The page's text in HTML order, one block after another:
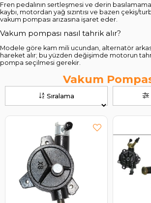
Fren pedalının sertleşmesi ve derin
kaybı, motordan yağ sızıntısı ve bazen çekiş/
vakum pompası arızasına işaret eder.
Vakum pompası nasıl tahrik alır?
Modele göre kam mili ucundan, alternatör
hareket alır; bu yüzden değişimde motorun
pompa seçilmesi gerekir.
Sıralama
Vakum